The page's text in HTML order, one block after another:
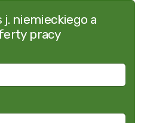
j. niemieckiego a
pracy